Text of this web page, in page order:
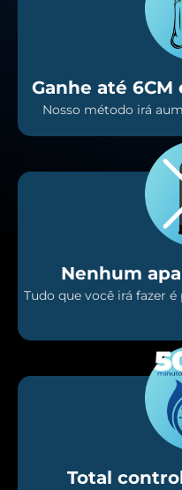
Ganhe até
Nosso método irá
Nenhum
Tudo que você irá fazer
Total